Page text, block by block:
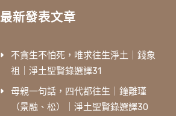
最新發表文章
不貪生不怕死，唯求往生淨土｜錢象
祖｜淨土聖賢錄選譯31
母親一句話，四代都往生｜鐘離瑾
（景融、松）｜淨土聖賢錄選譯30